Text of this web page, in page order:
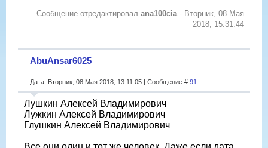
Сообщение отредактировал ana100cia- Вторник, 08 Мая
2018, 15:31:44
AbuAnsar6025
Дата: Вторник, 08 Мая 2018, 13:11:05 | Сообщение # 91
Лушкин Алексей Владимирович
Лужкин Алексей Владимирович
Глушкин Алексей Владимирович